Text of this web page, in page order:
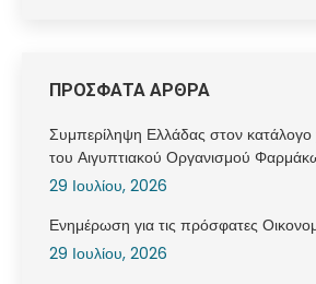
ΠΡΟΣΦΑΤΑ ΑΡΘΡΑ
Συμπερίληψη Ελλάδας στον
του Αιγυπτιακού Οργανισμού
29 Ιουλίου, 2026
Ενημέρωση για τις πρόσφατες
29 Ιουλίου, 2026